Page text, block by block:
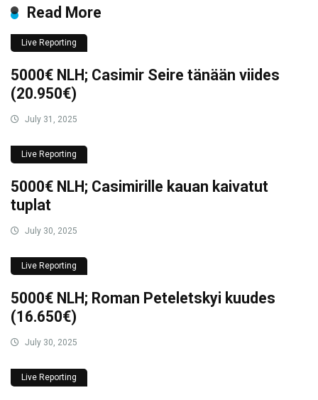
Read More
Live Reporting
5000€ NLH; Casimir Seire tänään viides
(20.950€)
July 31, 2025
Live Reporting
5000€ NLH; Casimirille kauan kaivatut
tuplat
July 30, 2025
Live Reporting
5000€ NLH; Roman Peteletskyi kuudes
(16.650€)
July 30, 2025
Live Reporting